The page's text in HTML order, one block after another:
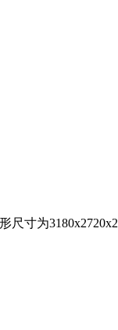
尺寸为